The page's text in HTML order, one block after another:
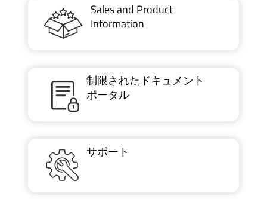
Sales and Product
Information
制限されたドキュメント
ポータル
サポート